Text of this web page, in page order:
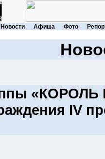
Афиша Фото
«КОРОЛЬ
IV